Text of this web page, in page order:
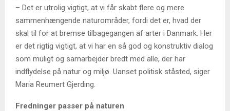
– Det er utrolig vigtigt, at vi får skabt flere og mere
sammenhængende naturområder, fordi det er, hvad der
skal til for at bremse tilbagegangen af arter i Danmark. Her
er det rigtig vigtigt, at vi har en så god og konstruktiv dialog
som muligt og samarbejder bredt med alle, der har
indflydelse på natur og miljø. Uanset politisk ståsted, siger
Maria Reumert Gjerding.
Fredninger passer på naturen